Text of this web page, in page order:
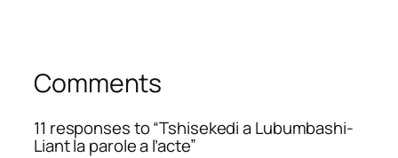
Comments
11 responses to “Tshisekedi a Lubumbashi-
Liant la parole a l’acte”